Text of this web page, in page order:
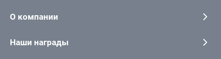
О компании
Наши награды